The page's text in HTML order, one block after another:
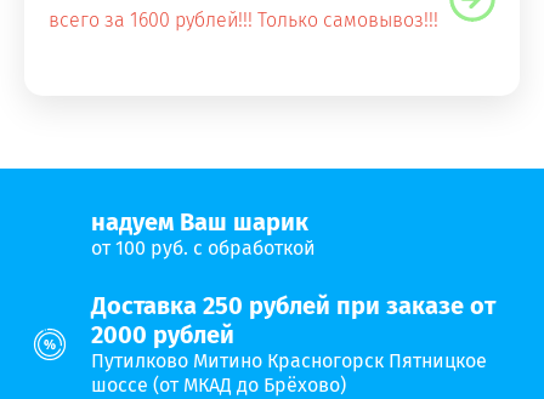
всего за 1600 рублей!!! Только самовывоз!!!
надуем Ваш шарик
от 100 руб. с обработкой
Доставка 250 рублей при заказе от
2000 рублей
Путилково Митино Красногорск Пятницкое
шоссе (от МКАД до Брёхово)